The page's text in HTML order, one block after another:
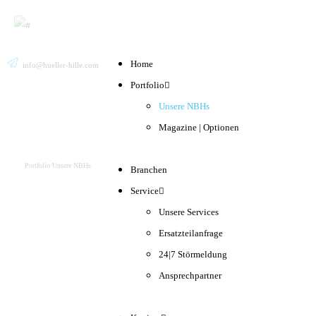
Home
Portfolio
Unsere NBHs
Magazine | Optionen
Branchen
Service
Unsere Services
Ersatzteilanfrage
24|7 Störmeldung
Ansprechpartner
info@hueller-hille.com
Unsere Maschinen
Portfolio Unsere NBHs